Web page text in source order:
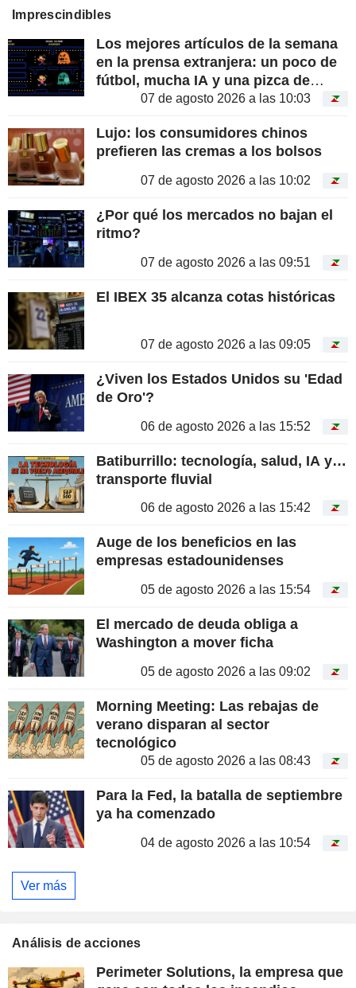
Imprescindibles
Los mejores artículos de la semana
en la prensa extranjera: un poco de
fútbol, mucha IA y una pizca de
conspiración
07 de agosto 2026 a las 10:03
Lujo: los consumidores chinos
prefieren las cremas a los bolsos
07 de agosto 2026 a las 10:02
¿Por qué los mercados no bajan el
ritmo?
07 de agosto 2026 a las 09:51
El IBEX 35 alcanza cotas históricas
07 de agosto 2026 a las 09:05
¿Viven los Estados Unidos su 'Edad
de Oro'?
06 de agosto 2026 a las 15:52
Batiburrillo: tecnología, salud, IA y…
transporte fluvial
06 de agosto 2026 a las 15:42
Auge de los beneficios en las
empresas estadounidenses
05 de agosto 2026 a las 15:54
El mercado de deuda obliga a
Washington a mover ficha
05 de agosto 2026 a las 09:02
Morning Meeting: Las rebajas de
verano disparan al sector
tecnológico
05 de agosto 2026 a las 08:43
Para la Fed, la batalla de septiembre
ya ha comenzado
04 de agosto 2026 a las 10:54
Ver más
Análisis de acciones
Perimeter Solutions, la empresa que